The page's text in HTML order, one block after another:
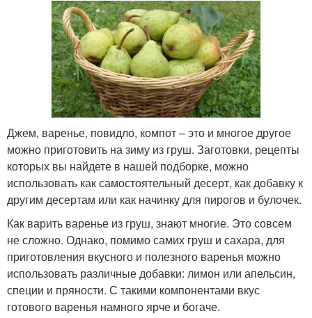
Джем, варенье, повидло, компот – это и многое другое
можно приготовить на зиму из груш. Заготовки, рецепты
которых вы найдете в нашей подборке, можно
использовать как самостоятельный десерт, как добавку к
другим десертам или как начинку для пирогов и булочек.
Как варить варенье из груш, знают многие. Это совсем
не сложно. Однако, помимо самих груш и сахара, для
приготовления вкусного и полезного варенья можно
использовать различные добавки: лимон или апельсин,
специи и пряности. С такими компонентами вкус
готового варенья намного ярче и богаче.